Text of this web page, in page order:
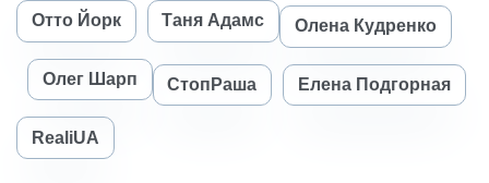
Отто Йорк Таня Адамс Олена Кудренко
Олег Шарп СтопРаша Елена Подгорная
RealiUA